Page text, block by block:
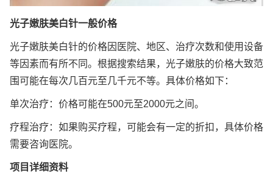
光子嫩肤美白针一般价格
光子嫩肤美白针的价格因医院、地区、治疗次数和使用设备
等因素而有所不同。根据搜索结果，光子嫩肤的价格大致范
围可能在每次几百元至几千元不等。具体价格如下：
单次治疗：价格可能在500元至2000元之间。
疗程治疗：如果购买疗程，可能会有一定的折扣，具体价格
需要咨询医院。
项目详细资料